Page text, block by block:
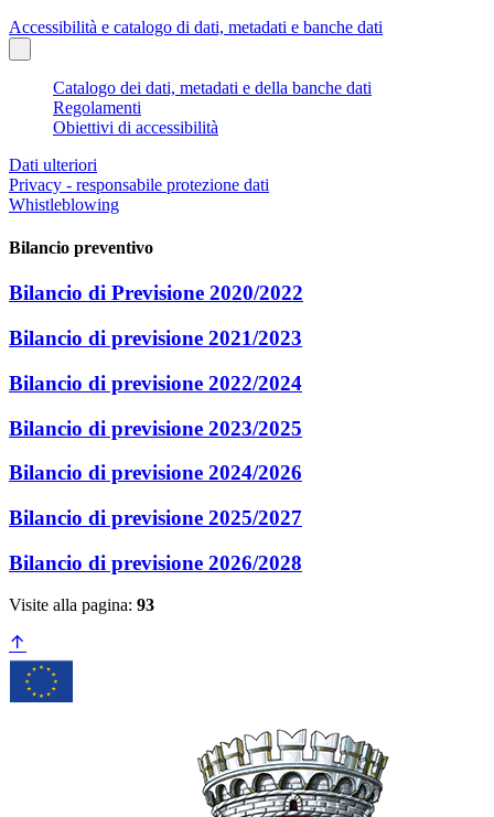
Accessibilità e catalogo di dati, metadati e banche dati
Catalogo dei dati, metadati e della banche dati
Regolamenti
Obiettivi di accessibilità
Dati ulteriori
Privacy - responsabile protezione dati
Whistleblowing
Bilancio preventivo
Bilancio di Previsione 2020/2022
Bilancio di previsione 2021/2023
Bilancio di previsione 2022/2024
Bilancio di previsione 2023/2025
Bilancio di previsione 2024/2026
Bilancio di previsione 2025/2027
Bilancio di previsione 2026/2028
Visite alla pagina: 93